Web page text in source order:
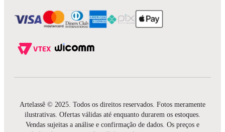
Artelassê © 2025. Todos os direitos reservados. Fotos meramente
ilustrativas. Ofertas válidas até enquanto durarem os estoques.
Vendas sujeitas a análise e confirmação de dados. Os preços e